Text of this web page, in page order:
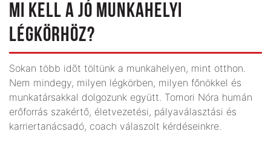
MI KELL A JÓ MUNKAHELYI
LÉGKÖRHÖZ?
Sokan több idõt töltünk a munkahelyen, mint otthon.
Nem mindegy, milyen légkörben, milyen főnökkel és
munkatársakkal dolgozunk együtt. Tomori Nóra humán
erőforrás szakértő, életvezetési, pályaválasztási és
karriertanácsadó, coach válaszolt kérdéseinkre.